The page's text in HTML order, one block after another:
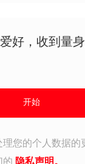
好，收到量
开始
理您的个人数据的